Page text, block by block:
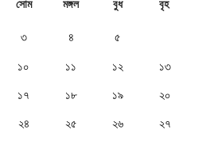
সোম মঙ্গল বুধ বৃহ
৩ ৪ ৫
১০ ১১ ১২ ১৩
১৭ ১৮ ১৯ ২০
২৪ ২৫ ২৬ ২৭